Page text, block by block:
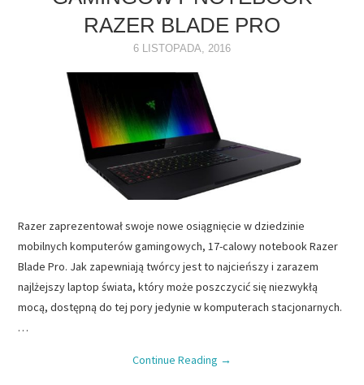
NAPĘDY
OPROGRAMOWANIE
INTERNET
RAZER BLADE PRO
6 LISTOPADA, 2016
Razer zaprezentował swoje nowe osiągnięcie w dziedzinie
mobilnych komputerów gamingowych, 17-calowy notebook Razer
Blade Pro. Jak zapewniają twórcy jest to najcieńszy i zarazem
najlżejszy laptop świata, który może poszczycić się niezwykłą
mocą, dostępną do tej pory jedynie w komputerach stacjonarnych.
…
Continue Reading →